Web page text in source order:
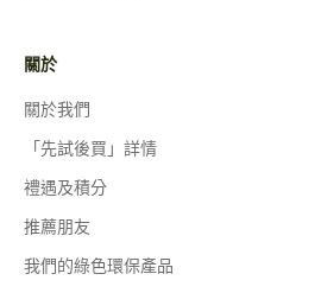
關於
關於我們
「先試後買」詳情
禮遇及積分
推薦朋友
我們的綠色環保產品